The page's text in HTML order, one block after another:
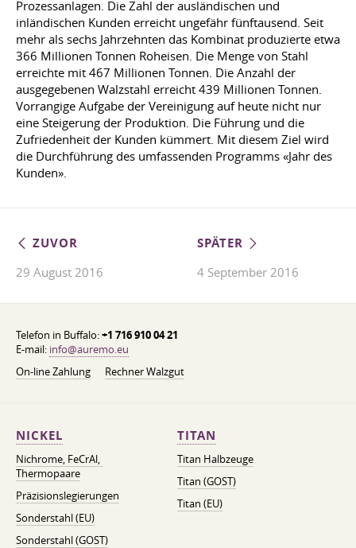
Prozessanlagen. Die Zahl der ausländischen und
inländischen Kunden erreicht ungefähr fünftausend. Seit
mehr als sechs Jahrzehnten das Kombinat produzierte etwa
366 Millionen Tonnen Roheisen. Die Menge von Stahl
erreichte mit 467 Millionen Tonnen. Die Anzahl der
ausgegebenen Walzstahl erreicht 439 Millionen Tonnen.
Vorrangige Aufgabe der Vereinigung auf heute nicht nur
eine Steigerung der Produktion. Die Führung und die
Zufriedenheit der Kunden kümmert. Mit diesem Ziel wird
die Durchführung des umfassenden Programms «Jahr des
Kunden».
ZUVOR
29 August 2016
SPÄTER
4 September 2016
Telefon in Buffalo:+1 716 910 04 21
E-mail: info@auremo.eu
On-line Zahlung
Rechner Walzgut
NICKEL
Nichrome, FeСrAl, ​​
Thermopaare
Präzisionslegierungen
Sonderstahl (EU)
Sonderstahl (GOST)
TITAN
Titan Halbzeuge
Titan (GOST)
Titan (EU)